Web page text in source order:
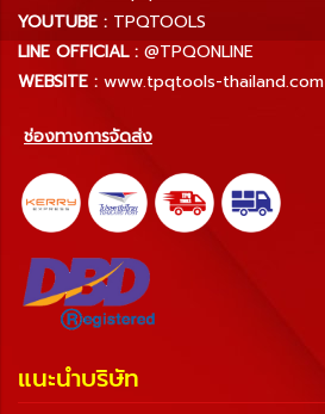
YOUTUBE : TPQTOOLS
LINE OFFICIAL : @TPQONLINE
WEBSITE : www.tpqtools-thailand.com
ช่องทางการจัดส่ง
แนะนำบริษัท